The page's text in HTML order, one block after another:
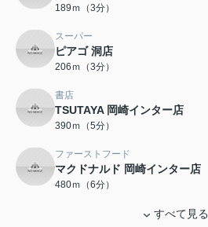
189ｍ（3分）
スーパー
ピアゴ 洞店
206ｍ（3分）
書店
TSUTAYA 岡崎インター店
390ｍ（5分）
ファーストフード
マクドナルド 岡崎インター店
480ｍ（6分）
すべて見る